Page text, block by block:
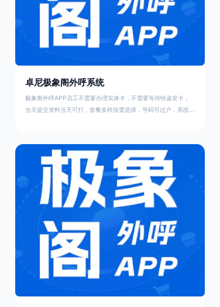
卓尼极象阁外呼系统
极象阁外呼APP员工不需要办理实体卡，不需要等待快递发卡，
当天提交资料当天可打，套餐多样按需选择，号码可过户，系统支